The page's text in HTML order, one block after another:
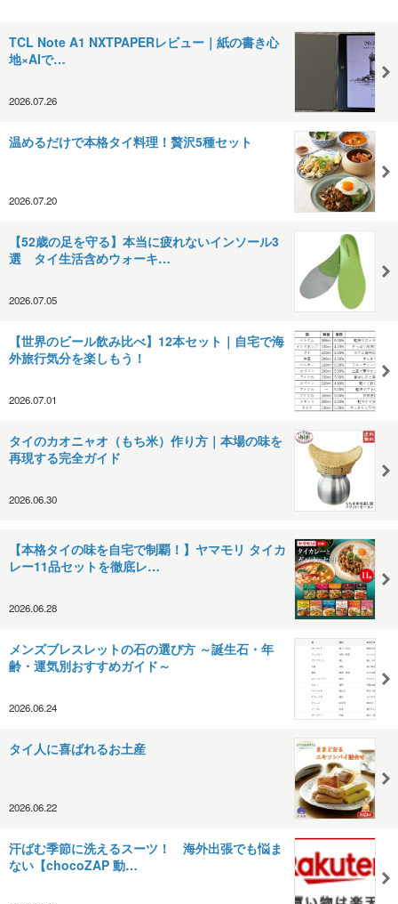
TCL Note A1 NXTPAPERレビュー｜紙の書き心
地×AIで…
2026.07.26
温めるだけで本格タイ料理！贅沢5種セット
2026.07.20
【52歳の足を守る】本当に疲れないインソール3
選 タイ生活含めウォーキ…
2026.07.05
【世界のビール飲み比べ】12本セット｜自宅で海
外旅行気分を楽しもう！
2026.07.01
タイのカオニャオ（もち米）作り方｜本場の味を
再現する完全ガイド
2026.06.30
【本格タイの味を自宅で制覇！】ヤマモリ タイカ
レー11品セットを徹底レ…
2026.06.28
メンズブレスレットの石の選び方 ～誕生石・年
齢・運気別おすすめガイド～
2026.06.24
タイ人に喜ばれるお土産
2026.06.22
汗ばむ季節に洗えるスーツ！ 海外出張でも悩ま
ない【chocoZAP 動…